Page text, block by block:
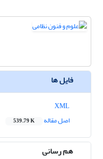
فایل ها
اصل مقاله
539.79 K
هم رسانی